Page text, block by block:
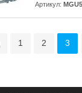
Артикул:
1 2 3